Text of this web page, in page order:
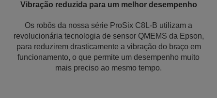
Vibração reduzida para um melhor desempenho
Os robôs da nossa série ProSix C8L-B utilizam a
revolucionária tecnologia de sensor QMEMS da Epson,
para reduzirem drasticamente a vibração do braço em
funcionamento, o que permite um desempenho muito
mais preciso ao mesmo tempo.